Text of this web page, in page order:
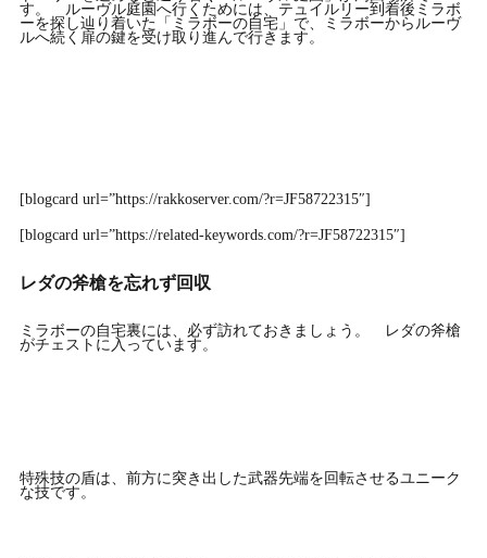
す。 ルーヴル庭園へ行くためには、テュイルリー到着後ミラボ
ーを探し辿り着いた「ミラボーの自宅」で、ミラボーからルーヴ
ルへ続く扉の鍵を受け取り進んで行きます。
[blogcard url=”https://rakkoserver.com/?r=JF58722315″]
[blogcard url=”https://related-keywords.com/?r=JF58722315″]
レダの斧槍を忘れず回収
ミラボーの自宅裏には、必ず訪れておきましょう。 レダの斧槍
がチェストに入っています。
特殊技の盾は、前方に突き出した武器先端を回転させるユニーク
な技です。